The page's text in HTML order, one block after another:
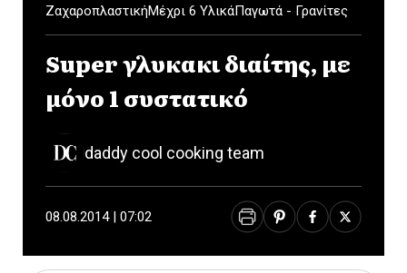
ΖαχαροπλαστικήΜέχρι 6 ΥλικάΠαγωτά - Γρανίτες
Super γλυκακι διαίτης, με
μόνο 1 συστατικό
daddy cool cooking team
08.08.2014 | 07:02